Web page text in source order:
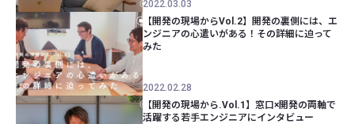
2022.03.03
【開発の現場からVol.2】開発の裏側には、エ
ンジニアの心遣いがある！その詳細に迫って
みた
2022.02.28
【開発の現場から.Vol.1】窓口×開発の両軸で
活躍する若手エンジニアにインタビュー